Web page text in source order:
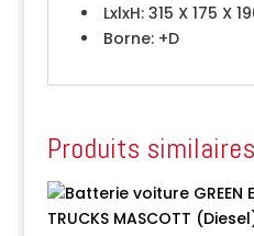
LxlxH:315 X 175 X
Borne:+D
Produits similaires